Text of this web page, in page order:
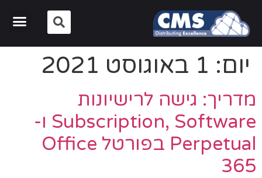
יום: 1 באוגוסט 2021
מדריך: גישה לרישיונות
Subscription, Software ו-
Perpetual בפורטל Office
365